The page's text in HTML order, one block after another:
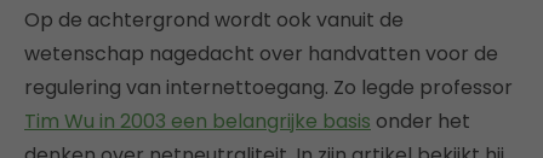
Op de achtergrond wordt ook vanuit de
wetenschap nagedacht over handvatten voor de
regulering van internettoegang. Zo legde professor
Tim Wu in 2003 een belangrijke basis onder het